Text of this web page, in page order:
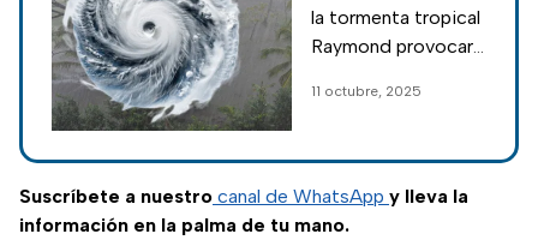
octubre;
tiempo real
la tormenta tropical
Raymond provocará
estados como
Baja California Sur
este 11 de octubre.
11 octubre, 2025
Suscríbete a nuestro canal de WhatsApp y lleva la
información en la palma de tu mano.